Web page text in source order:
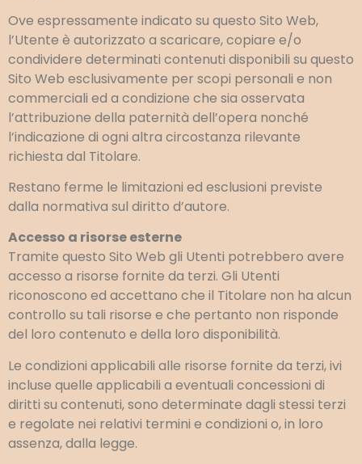
Ove espressamente indicato su questo Sito Web,
l’Utente è autorizzato a scaricare, copiare e/o
condividere determinati contenuti disponibili su questo
Sito Web esclusivamente per scopi personali e non
commerciali ed a condizione che sia osservata
l’attribuzione della paternità dell’opera nonché
l’indicazione di ogni altra circostanza rilevante
richiesta dal Titolare.
Restano ferme le limitazioni ed esclusioni previste
dalla normativa sul diritto d’autore.
Accesso a risorse esterne
Tramite questo Sito Web gli Utenti potrebbero avere
accesso a risorse fornite da terzi. Gli Utenti
riconoscono ed accettano che il Titolare non ha alcun
controllo su tali risorse e che pertanto non risponde
del loro contenuto e della loro disponibilità.
Le condizioni applicabili alle risorse fornite da terzi, ivi
incluse quelle applicabili a eventuali concessioni di
diritti su contenuti, sono determinate dagli stessi terzi
e regolate nei relativi termini e condizioni o, in loro
assenza, dalla legge.